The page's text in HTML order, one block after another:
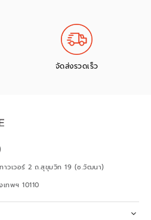
จัดส่งรวดเร็ว
วเวอร์ 2 ถ.สุขุมวิท 19 (ซ.วัฒนา)
ทพฯ 10110